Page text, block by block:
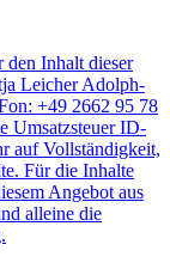
den Inhalt dieser
Leicher Adolph-
+49 2662 95 78
Umsatzsteuer ID-
auf Vollständigkeit,
Für die Inhalte
Angebot aus
alleine die